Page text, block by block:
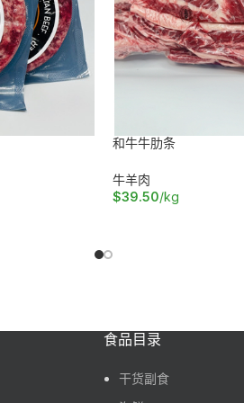
和牛牛肋条
牛羊肉
$39.50/kg
食品目录
干货副食